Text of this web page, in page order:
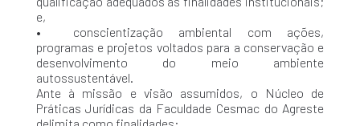
e,
• conscientização ambiental com ações,
programas e projetos voltados para a conservação e
desenvolvimento do meio ambiente
autossustentável.
Ante à missão e visão assumidos, o Núcleo de
Práticas Jurídicas da Faculdade Cesmac do Agreste
delimita como finalidades: